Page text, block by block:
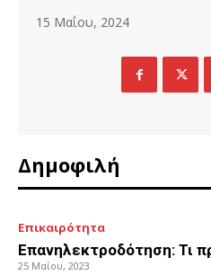
15 Μαΐου, 2024
Δημοφιλή
Επικαιρότητα
Επανηλεκτροδότηση: Τι
25 Μαΐου, 2023